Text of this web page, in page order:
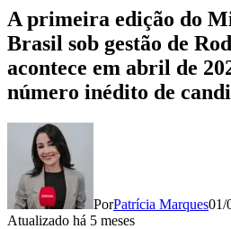
A primeira edição do
Brasil sob gestão de
acontece em abril de
número inédito de
PorPatrícia Marques01/
Atualizado há 5 meses